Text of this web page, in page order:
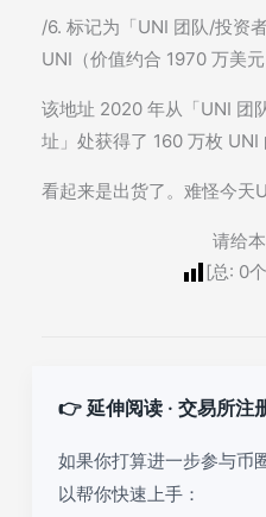
/6. 标记为「UNI 团队/投资
UNI（价值约合 1970 万美
该地址 2020 年从「UNI 团
址」处获得了 160 万枚 UNI
看起来是出货了。难怪今天
请给
[总: 0
👉 延伸阅读 · 交易所注
如果你打算进一步参与币
以帮你快速上手：